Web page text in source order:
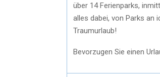
über 14 Ferienparks,
alles dabei, von Parks an
Traumurlaub!
Bevorzugen Sie einen